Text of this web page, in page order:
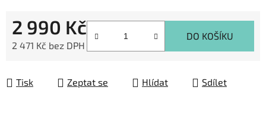
2 990 Kč
2 471 Kč bez DPH
DO KOŠÍKU
Tisk Zeptat se Hlídat Sdílet